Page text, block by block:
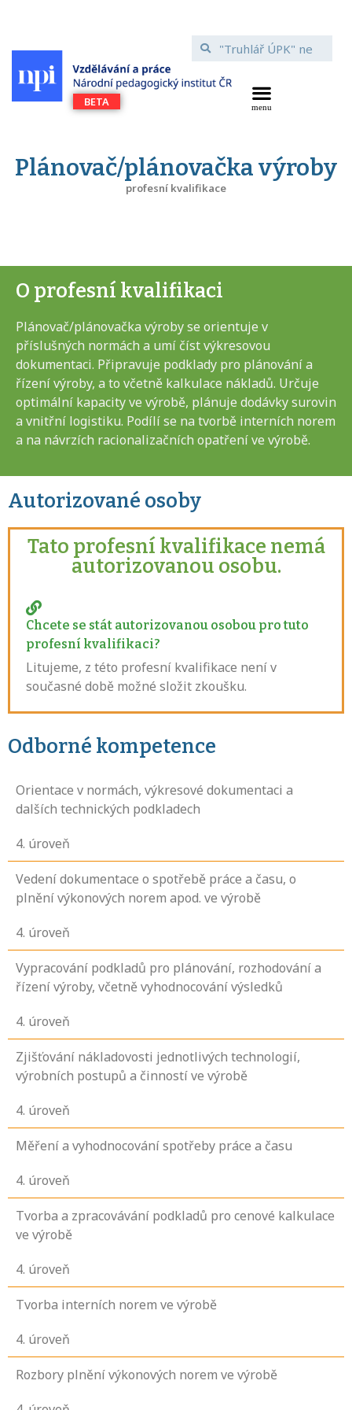
Plánovač/plánovačka výroby
profesní kvalifikace
O profesní kvalifikaci
Plánovač/plánovačka výroby se orientuje v
příslušných normách a umí číst výkresovou
dokumentaci. Připravuje podklady pro plánování a
řízení výroby, a to včetně kalkulace nákladů. Určuje
optimální kapacity ve výrobě, plánuje dodávky surovin
a vnitřní logistiku. Podílí se na tvorbě interních norem
a na návrzích racionalizačních opatření ve výrobě.
Autorizované osoby
Tato profesní kvalifikace nemá
autorizovanou osobu.
Chcete se stát autorizovanou osobou pro tuto
profesní kvalifikaci?
Litujeme, z této profesní kvalifikace není v
současné době možné složit zkoušku.
Odborné kompetence
Orientace v normách, výkresové dokumentaci a
dalších technických podkladech
4. úroveň
Vedení dokumentace o spotřebě práce a času, o
plnění výkonových norem apod. ve výrobě
4. úroveň
Vypracování podkladů pro plánování, rozhodování a
řízení výroby, včetně vyhodnocování výsledků
4. úroveň
Zjišťování nákladovosti jednotlivých technologií,
výrobních postupů a činností ve výrobě
4. úroveň
Měření a vyhodnocování spotřeby práce a času
4. úroveň
Tvorba a zpracovávání podkladů pro cenové kalkulace
ve výrobě
4. úroveň
Tvorba interních norem ve výrobě
4. úroveň
Rozbory plnění výkonových norem ve výrobě